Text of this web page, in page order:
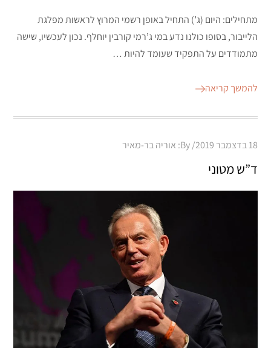
מתחילים: היום (ג’) התחיל באופן רשמי המרוץ לראשות מפלגת
הלייבור, בסופו כולנו נדע במי ג’רמי קורבין יוחלף. נכון לעכשיו, שישה
מתמודדים על התפקיד שעומד להיות …
להמשך קריאה
Posted
on
18 בדצמבר 2019 By: אוריה בר-מאיר
ד”ש מטוני